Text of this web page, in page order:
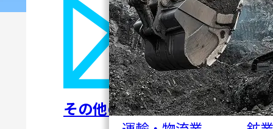
その他のお問い合わせ